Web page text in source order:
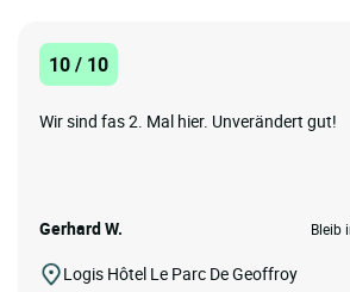
10 / 10
Wir sind fas 2. Mal hier. Unverändert gut!
Gerhard W. Bleib
Logis Hôtel Le Parc De Geoffroy